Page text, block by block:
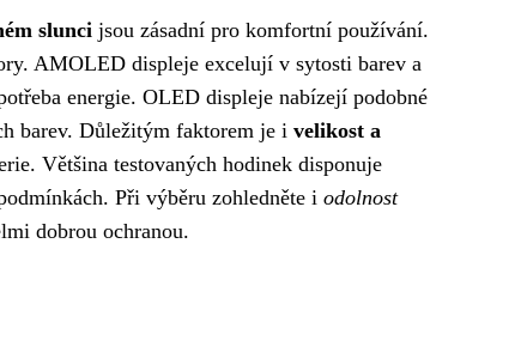
slunci jsou zásadní pro komfortní používání.
AMOLED displeje excelují v sytosti barev a
energie. OLED displeje nabízejí podobné
barev. Důležitým faktorem je i velikost a
Většina testovaných hodinek disponuje
Při výběru zohledněte i odolnost
dobrou ochranou.